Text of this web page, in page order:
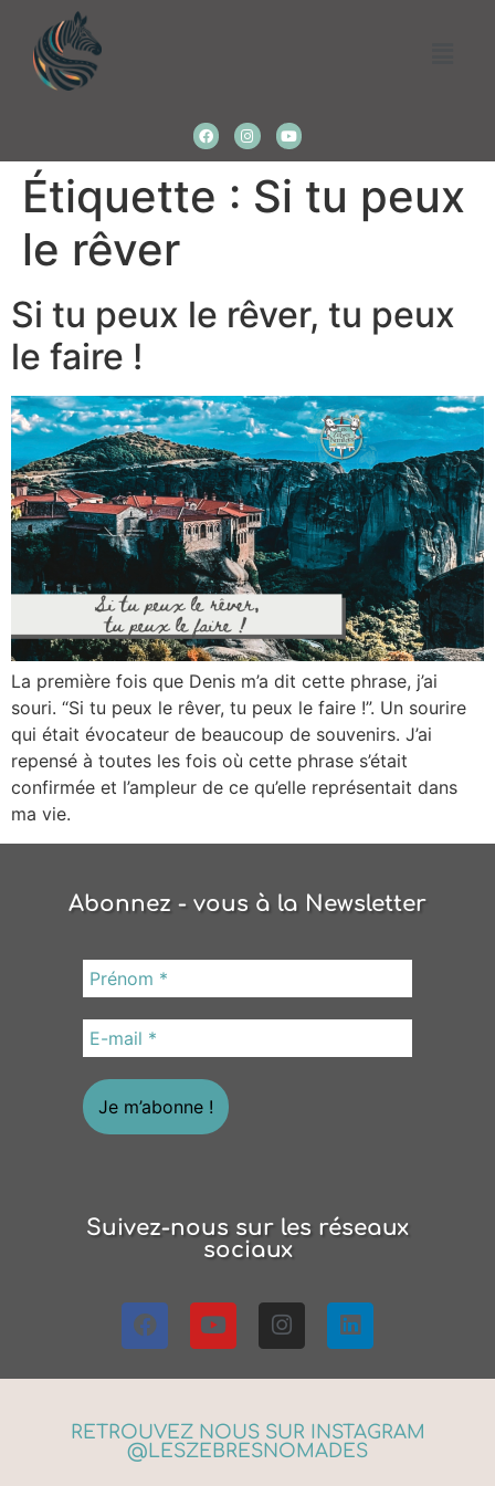
Étiquette : Si tu peux
le rêver
Si tu peux le rêver, tu peux
le faire !
La première fois que Denis m’a dit cette phrase, j’ai
souri. “Si tu peux le rêver, tu peux le faire !”. Un sourire
qui était évocateur de beaucoup de souvenirs. J’ai
repensé à toutes les fois où cette phrase s’était
confirmée et l’ampleur de ce qu’elle représentait dans
ma vie.
Abonnez - vous à la Newsletter
Suivez-nous sur les réseaux
sociaux
RETROUVEZ NOUS SUR INSTAGRAM
@LESZEBRESNOMADES